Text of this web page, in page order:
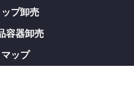
プ卸売
容器卸売
ップ